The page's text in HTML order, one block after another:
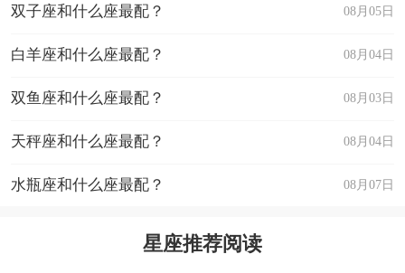
08月05日
双子座和什么座最配？
08月04日
白羊座和什么座最配？
08月03日
双鱼座和什么座最配？
08月04日
天秤座和什么座最配？
08月07日
水瓶座和什么座最配？
星座推荐阅读